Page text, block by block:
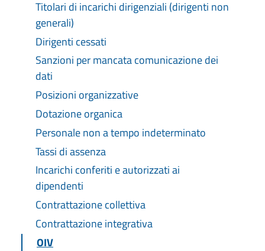
Titolari di incarichi dirigenziali (dirigenti non
generali)
Dirigenti cessati
Sanzioni per mancata comunicazione dei
dati
Posizioni organizzative
Dotazione organica
Personale non a tempo indeterminato
Tassi di assenza
Incarichi conferiti e autorizzati ai
dipendenti
Contrattazione collettiva
Contrattazione integrativa
OIV